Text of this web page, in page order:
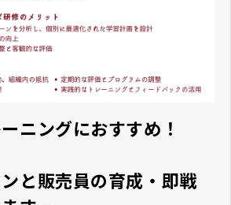
ニングにおすすめ！
と販売員の育成・即戦